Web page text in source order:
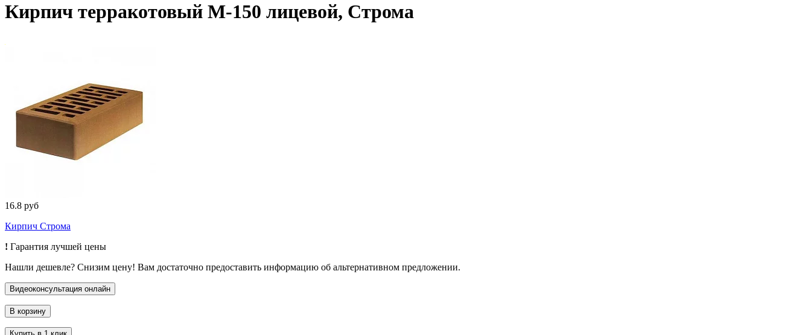
Кирпич терракотовый М-150 лицевой, Строма
16.8 руб
Кирпич Строма
! Гарантия лучшей цены
Нашли дешевле? Снизим цену! Вам достаточно предоставить информацию об альтернативном предложении.